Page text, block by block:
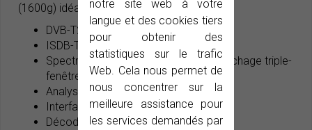
notre site web à votre
langue et des cookies tiers
pour obtenir des
statistiques sur le trafic
Web. Cela nous permet de
nous concentrer sur la
meilleure assistance pour
les services demandés par
(1600g) idéal pour travailler sur le terrain.
DVB-T2/C2/S2, DSS, Dolby Digital Plus
ISDB-T/Tb
Spectre ultrarapide et précis avec Affichage triple-
fenêtre
Analyse dynamique des échos
Interface hybride (clavier+tactile)
Décodage HEVC H.265